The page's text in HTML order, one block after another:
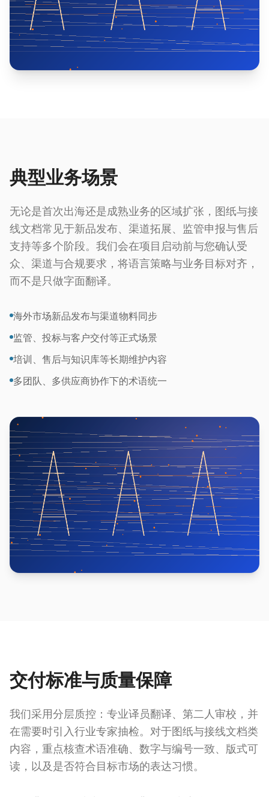
典型业务场景
无论是首次出海还是成熟业务的区域扩张，图纸与接
线文档常见于新品发布、渠道拓展、监管申报与售后
支持等多个阶段。我们会在项目启动前与您确认受
众、渠道与合规要求，将语言策略与业务目标对齐，
而不是只做字面翻译。
海外市场新品发布与渠道物料同步
监管、投标与客户交付等正式场景
培训、售后与知识库等长期维护内容
多团队、多供应商协作下的术语统一
交付标准与质量保障
我们采用分层质控：专业译员翻译、第二人审校，并
在需要时引入行业专家抽检。对于图纸与接线文档类
内容，重点核查术语准确、数字与编号一致、版式可
读，以及是否符合目标市场的表达习惯。